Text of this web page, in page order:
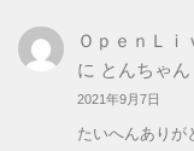
ＯｐｅｎＬｉ
に とんちゃん
2021年9月7日
たいへんありが